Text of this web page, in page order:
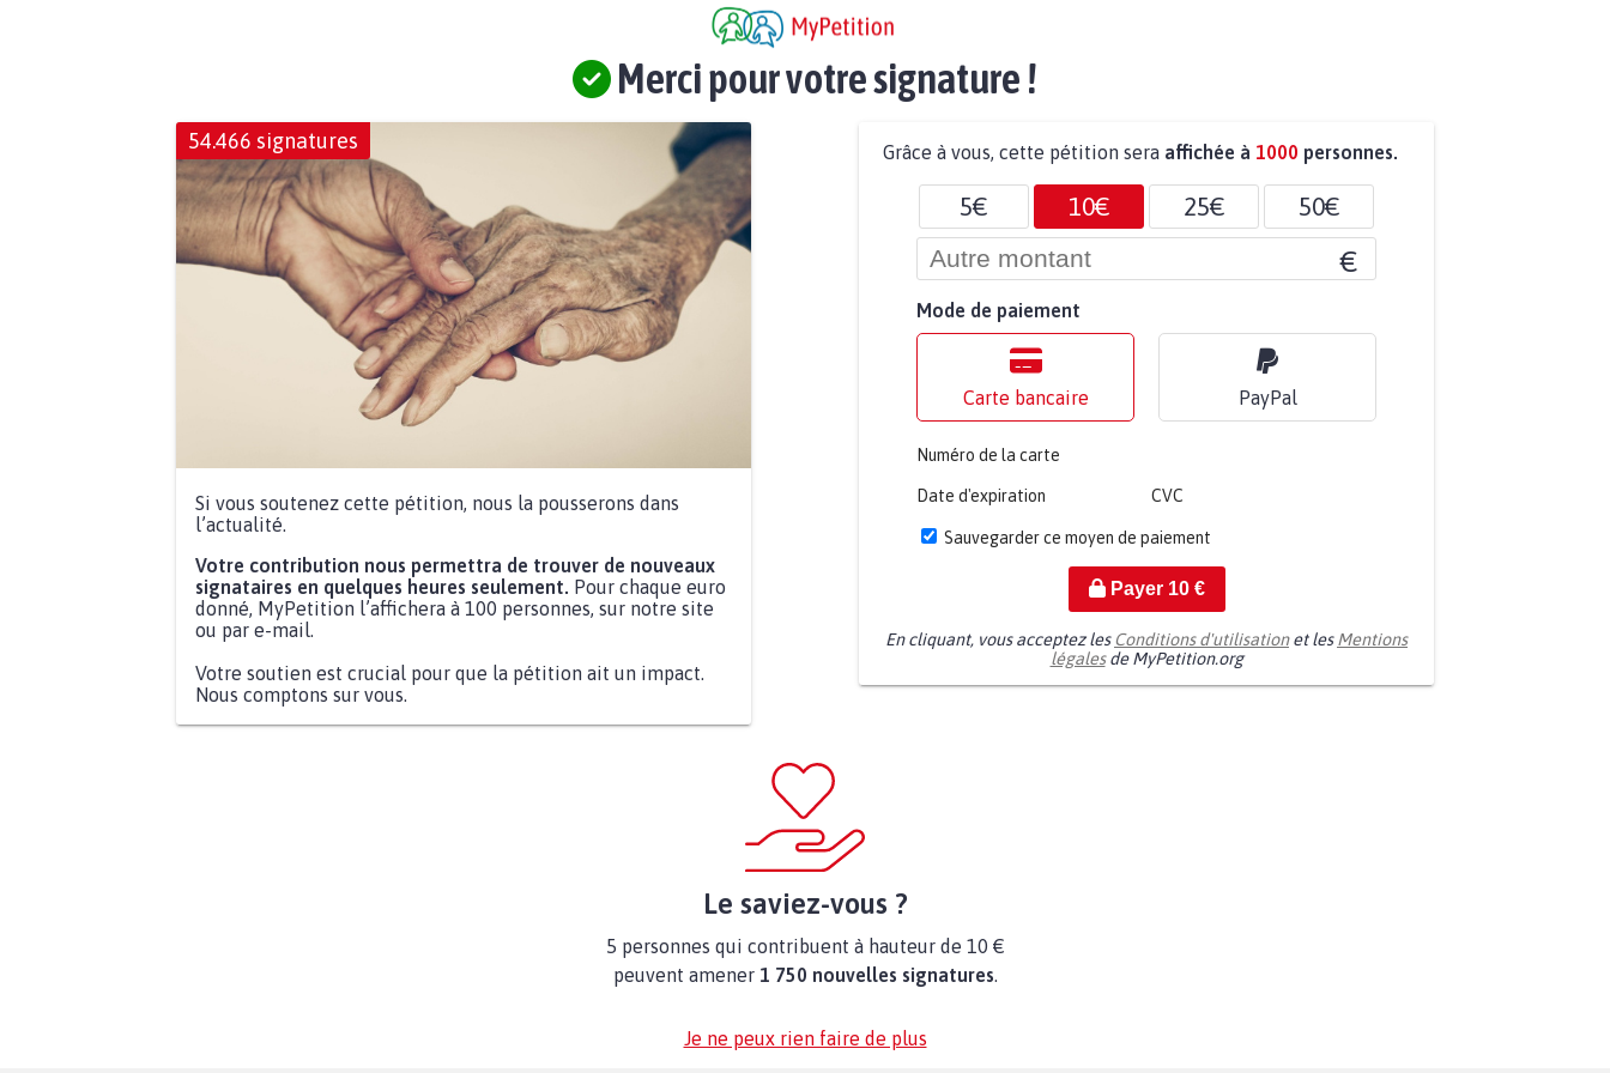
Merci pour votre signature !
54.466 signatures
Si vous soutenez cette pétition, nous la pousserons dans
l’actualité.
Votre contribution nous permettra de trouver de nouveaux
signataires en quelques heures seulement. Pour chaque euro
donné, MyPetition l’affichera à 100 personnes, sur notre site
ou par e-mail.
Votre soutien est crucial pour que la pétition ait un impact.
Nous comptons sur vous.
Grâce à vous, cette pétition sera affichée à 1000 personnes.
5€ 10€ 25€ 50€
€
Mode de paiement
Carte bancaire PayPal
Numéro de la carte
Date d'expiration CVC
Sauvegarder ce moyen de paiement
Payer 10€
En cliquant, vous acceptez les Conditions d'utilisationet lesMentions
légalesde MyPetition.org
Le saviez-vous ?
5 personnes qui contribuent à hauteur de 10 €
peuvent amener 1 750 nouvelles signatures.
Je ne peux rien faire de plus